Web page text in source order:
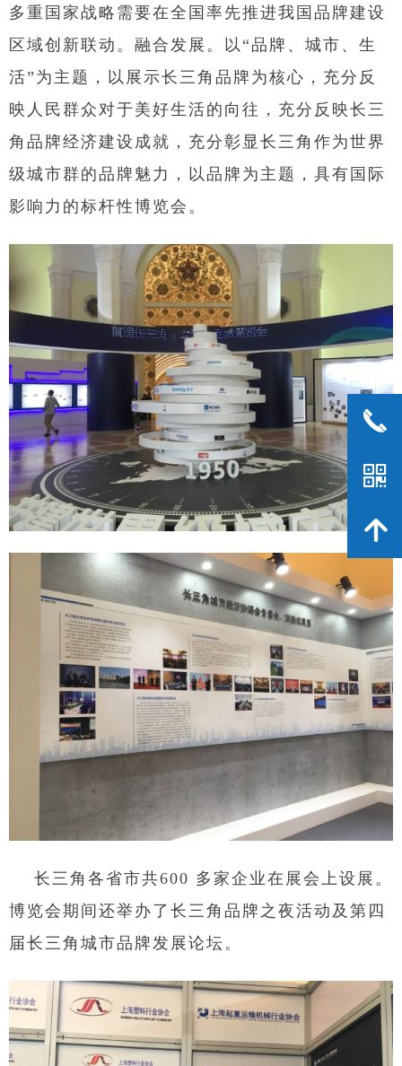
多重国家战略需要在全国率先推进我国品牌建设
区域创新联动。融合发展。以“品牌、城市、生
活”为主题，以展示长三角品牌为核心，充分反
映人民群众对于美好生活的向往，充分反映长三
角品牌经济建设成就，充分彰显长三角作为世界
级城市群的品牌魅力，以品牌为主题，具有国际
影响力的标杆性博览会。
长三角各省市共600 多家企业在展会上设展。
博览会期间还举办了长三角品牌之夜活动及第四
届长三角城市品牌发展论坛。
끅
낃
녕